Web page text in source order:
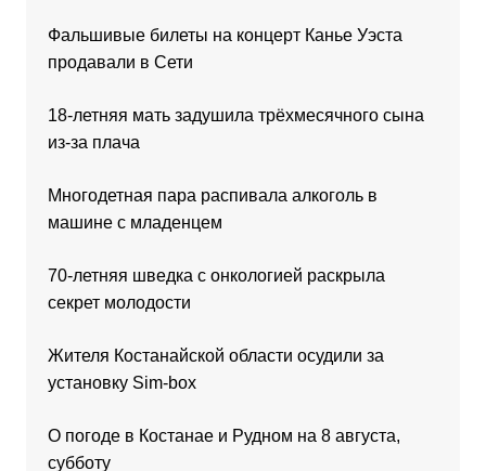
Фальшивые билеты на концерт Канье Уэста
продавали в Сети
18-летняя мать задушила трёхмесячного сына
из-за плача
Многодетная пара распивала алкоголь в
машине с младенцем
70-летняя шведка с онкологией раскрыла
секрет молодости
Жителя Костанайской области осудили за
установку Sim-box
О погоде в Костанае и Рудном на 8 августа,
субботу